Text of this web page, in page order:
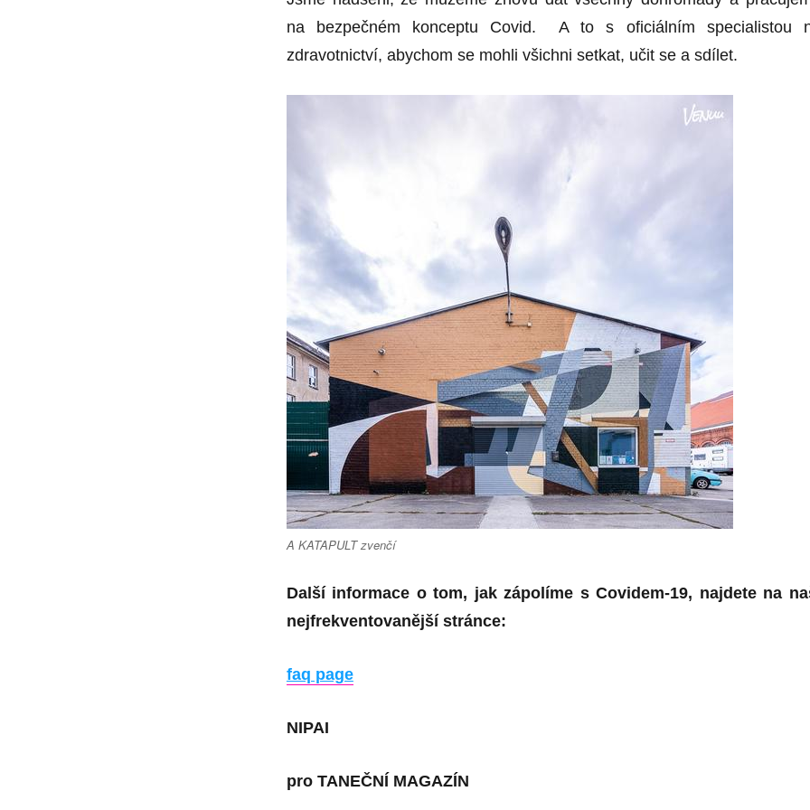
na bezpečném konceptu Covid. A to s oficiálním specialistou
zdravotnictví, abychom se mohli všichni setkat, učit se a sdílet.
A KATAPULT zvenčí
Další informace o tom, jak zápolíme s Covidem-19, najdete na
nejfrekventovanější stránce:
faq page
NIPAI
pro TANEČNÍ MAGAZÍN